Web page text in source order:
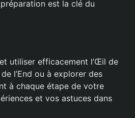
est la clé du
utiliser efficacement l’Œil de
l’End ou à explorer des
à chaque étape de votre
et vos astuces dans